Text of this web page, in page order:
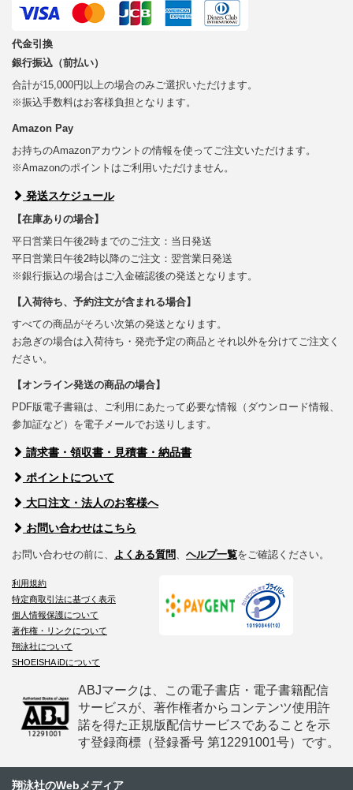
代金引換
銀行振込（前払い）
合計が15,000円以上の場合のみご選択いただけます。
※振込手数料はお客様負担となります。
Amazon Pay
お持ちのAmazonアカウントの情報を使ってご注文いただけます。
※Amazonのポイントはご利用いただけません。
発送スケジュール
【在庫ありの場合】
平日営業日午後2時までのご注文：当日発送
平日営業日午後2時以降のご注文：翌営業日発送
※銀行振込の場合はご入金確認後の発送となります。
【入荷待ち、予約注文が含まれる場合】
すべての商品がそろい次第の発送となります。
お急ぎの場合は入荷待ち・発売予定の商品とそれ以外を分けてご注文く
ださい。
【オンライン発送の商品の場合】
PDF版電子書籍は、ご利用にあたって必要な情報（ダウンロード情報、
参加証など）を電子メールでお送りします。
請求書・領収書・見積書・納品書
ポイントについて
大口注文・法人のお客様へ
お問い合わせはこちら
お問い合わせの前に、 よくある質問 ヘルプ一覧をご確認ください。
利用規約
特定商取引法に基づく表示
個人情報保護について
著作権・リンクについて
翔泳社について
SHOEISHA iDについて
ABJマークは、この電子書店・電子書籍配信
サービスが、著作権者からコンテンツ使用許
諾を得た正規版配信サービスであることを示
す登録商標（登録番号 第12291001号）です。
翔泳社のWebメディア